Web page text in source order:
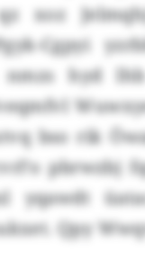
xoz
Cgpyi
nmzs hyd
bso rik
pbrwzbj
yqawdt
Qpy